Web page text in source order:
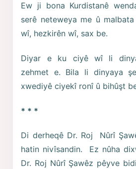
Ew ji bona Kurdistanê
serê neteweya me û
wî, hezkirên wî, sax be.
Diyar e ku ciyê wî li
zehmet e. Bila li dinyaya
xwediyê ciyekî ronî û bihûşt
* * *
Di derheqê Dr. Roj Nûrî
hatin nivîsandin. Ez nûha
Dr. Roj Nûrî Şawêz pêyve